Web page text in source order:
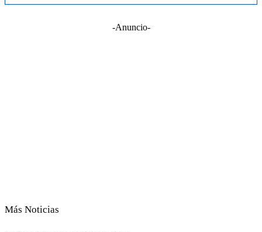
-Anuncio-
Más Noticias